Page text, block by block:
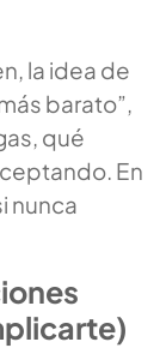
la idea de
barato”,
qué
En
nunca